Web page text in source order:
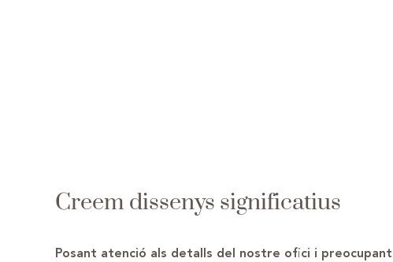
Creem dissenys significatius
Posant atenció als detalls del nostre ofici i